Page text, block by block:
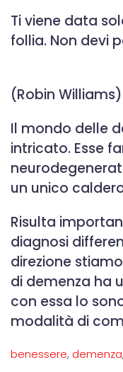
Ti viene data
follia. Non devi
(Robin Williams)
Il mondo delle
intricato. Esse
un unico
Risulta
diagnosi
direzione
di demenza ha
con essa lo
modalità di
benessere, demenza,